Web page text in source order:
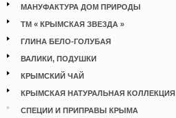
МАНУФАКТУРА ДОМ ПРИРОДЫ
ТМ « КРЫМСКАЯ ЗВЕЗДА »
ГЛИНА БЕЛО-ГОЛУБАЯ
ВАЛИКИ, ПОДУШКИ
КРЫМСКИЙ ЧАЙ
КРЫМСКАЯ НАТУРАЛЬНАЯ КОЛЛЕКЦИЯ
СПЕЦИИ И ПРИПРАВЫ КРЫМА